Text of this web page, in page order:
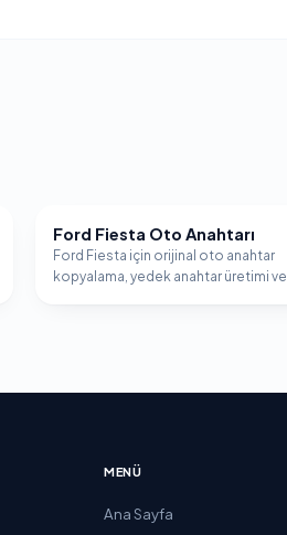
FORD
Ford Fiesta Oto Anahtarı
Ford Fiesta için orijinal oto anahtar
kopyalama, yedek anahtar üretimi ve
MENÜ
Ana Sayfa